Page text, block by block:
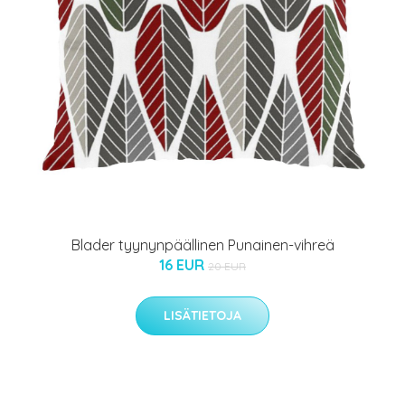
Blader tyynynpäällinen Punainen-vihreä
16 EUR 20 EUR
LISÄTIETOJA